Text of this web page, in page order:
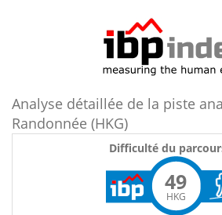
Analyse détaillée de la piste
Randonnée (HKG)
Difficulté du
49
HKG